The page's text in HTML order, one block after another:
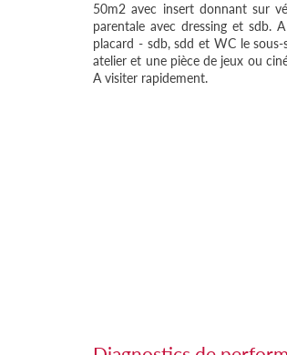
50m2 avec insert donnant sur
parentale avec dressing et sdb.
placard - sdb, sdd et WC le
atelier et une pièce de jeux ou
A visiter rapidement.